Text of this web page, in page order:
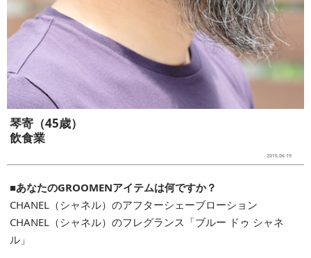
琴寄（45歳）
飲食業
2015.06.19
■あなたのGROOMENアイテムは何ですか？
CHANEL（シャネル）のアフターシェーブローション
CHANEL（シャネル）のフレグランス「ブルー ドゥ シャネ
ル」